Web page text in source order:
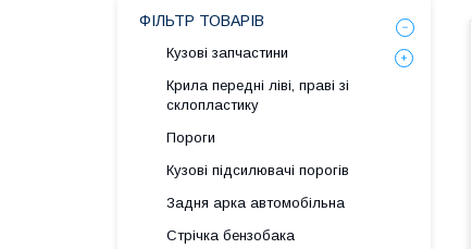
ФІЛЬТР ТОВАРІВ
Кузові запчастини
Крила передні ліві, праві зі
склопластику
Пороги
Кузові підсилювачі порогів
Задня арка автомобільна
Стрічка бензобака